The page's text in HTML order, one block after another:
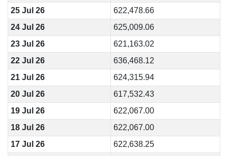
25 Jul 26
622,478.66
24 Jul 26
625,009.06
23 Jul 26
621,163.02
22 Jul 26
636,468.12
21 Jul 26
624,315.94
20 Jul 26
617,532.43
19 Jul 26
622,067.00
18 Jul 26
622,067.00
17 Jul 26
622,638.25